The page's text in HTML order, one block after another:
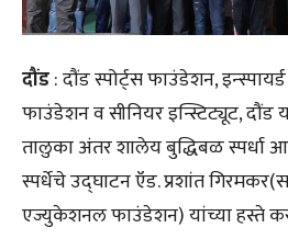
दौंड: दौंड स्पोर्ट्स फाउंडेशन,
फाउंडेशन व सीनियर इन्स्टिट्यूट, दौंड
तालुका अंतर शालेय बुद्धिबळ स्पर्धा
स्पर्धेचे उद्घाटन ऍड. प्रशांत
एज्युकेशनल फाउंडेशन) यांच्या हस्ते